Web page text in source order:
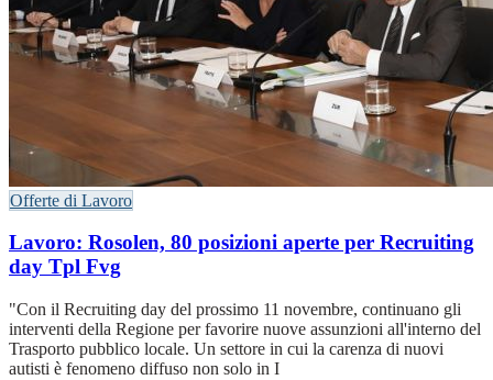
Offerte di Lavoro
Lavoro: Rosolen, 80 posizioni aperte per Recruiting
day Tpl Fvg
"Con il Recruiting day del prossimo 11 novembre, continuano gli
interventi della Regione per favorire nuove assunzioni all'interno del
Trasporto pubblico locale. Un settore in cui la carenza di nuovi
autisti è fenomeno diffuso non solo in I